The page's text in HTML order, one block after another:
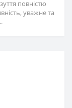
повністю
уважне та